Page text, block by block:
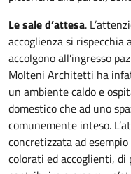
Le sale d’attesa.
accoglienza si rispecchia
accolgono all’ingresso
Molteni Architetti ha
un ambiente caldo e
domestico che ad uno
comunemente inteso.
concretizzata ad
colorati ed accoglienti, di